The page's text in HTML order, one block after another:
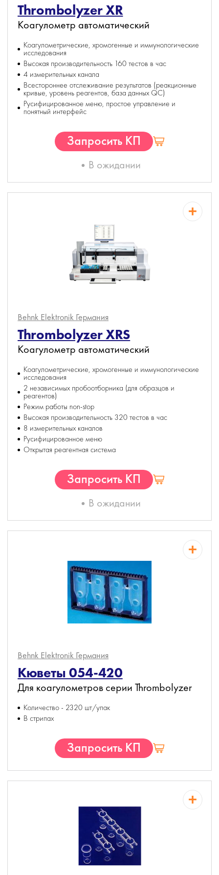
Thrombolyzer XR
Коагулометр автоматический
Коагулометрические, хромогенные и иммунологические
исследования
Высокая производительность 160 тестов в час
4 измерительных канала
Всестороннее отслеживание результатов (реакционные
кривые, уровень реагентов, база данных QC)
Русифицированное меню, простое управление и
понятный интерфейс
Запросить КП
В ожидании
Behnk Elektronik Германия
Thrombolyzer XRS
Коагулометр автоматический
Коагулометрические, хромогенные и иммунологические
исследования
2 независимых пробоотборника (для образцов и
реагентов)
Режим работы non-stop
Высокая производительность 320 тестов в час
8 измерительных каналов
Русифицированное меню
Открытая реагентная система
Запросить КП
В ожидании
Behnk Elektronik Германия
Кюветы 054-420
Для коагулометров серии Thrombolyzer
Количество - 2320 шт/упак
В стрипах
Запросить КП